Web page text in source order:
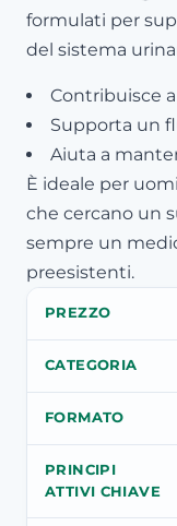
formulati per
del sistema
Contribuisce
Supporta un
Aiuta a
È ideale per
che cercano un
sempre un
preesistenti.
PREZZO
CATEGORIA
FORMATO
PRINCIPI
ATTIVI CHIAVE